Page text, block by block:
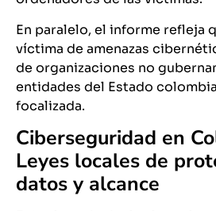
En paralelo, el informe refleja
víctima de amenazas
de organizaciones no
entidades del Estado
focalizada.
Ciberseguridad en
Leyes locales de
datos y alcance